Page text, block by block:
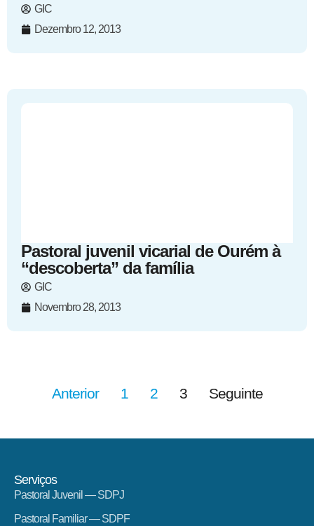
GIC
Dezembro 12, 2013
Pastoral juvenil vicarial de Ourém à
“descoberta” da família
GIC
Novembro 28, 2013
Anterior 1 2 3 Seguinte
Serviços
Pastoral Juvenil — SDPJ
Pastoral Familiar — SDPF